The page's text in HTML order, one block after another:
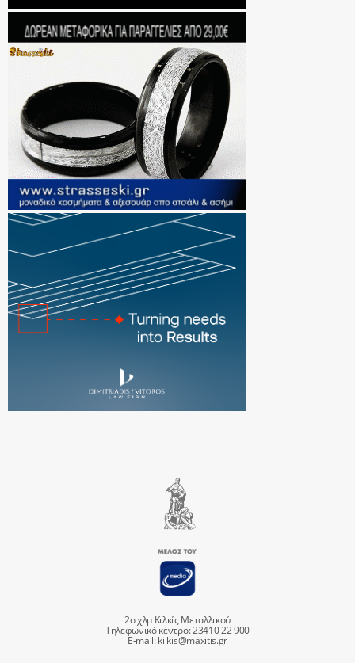
2ο χλμ Κιλκίς Μεταλλικού
Τηλεφωνικό κέντρο: 23410 22 900
E-mail:kilkis@maxitis.gr